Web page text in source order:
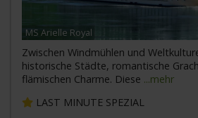
MS Arielle Royal
Zwischen Windmühlen und
historische Städte, romantische
flämischen Charme. Diese ...mehr
LAST MINUTE SPEZIAL